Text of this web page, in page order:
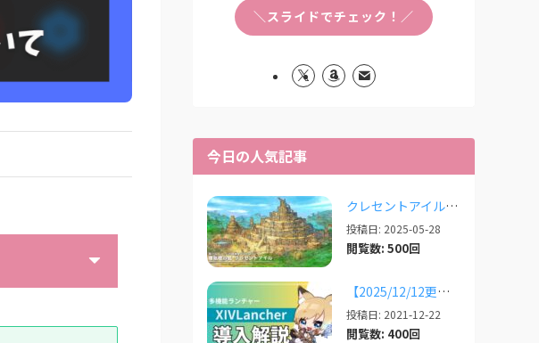
＼スライドでチェック！／
今日の人気記事
クレセントアイルで使えるツール情報まとめ【2026/07/30更新】
投稿日: 2025-05-28
閲覧数: 500回
【2025/12/12更新】多機能ランチャー「XIVLauncher」の導入方法・使い方について
投稿日: 2021-12-22
閲覧数: 400回